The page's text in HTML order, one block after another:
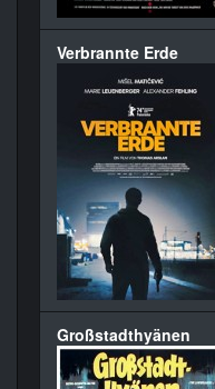
Verbrannte Erde
Großstadthyänen